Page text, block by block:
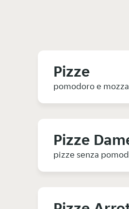
Pizze
pomodoro e
Pizze
pizze senza